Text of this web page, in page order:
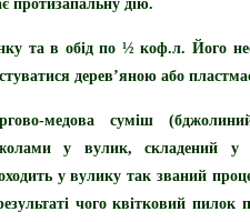
протизапальну дію.
та в обід по ½ коф.л. Його
дерев’яною або
медова суміш
у вулик, складений у
у вулику так званий
чого квітковий пилок